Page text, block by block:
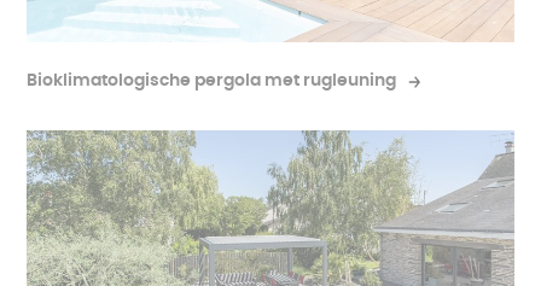
Bioklimatologische pergola met rugleuning